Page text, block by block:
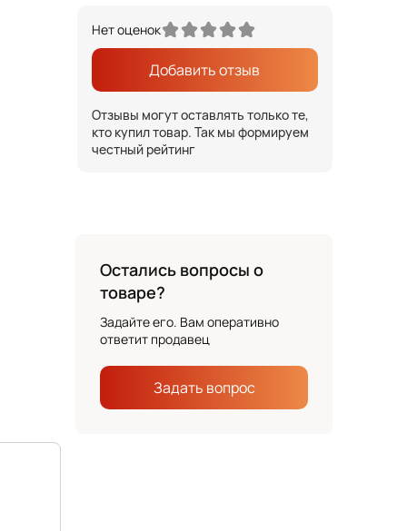
Нет оценок
Добавить отзыв
Отзывы могут оставлять только те,
кто купил товар. Так мы формируем
честный рейтинг
Остались вопросы о
товаре?
Задайте его. Вам оперативно
ответит продавец
Задать вопрос